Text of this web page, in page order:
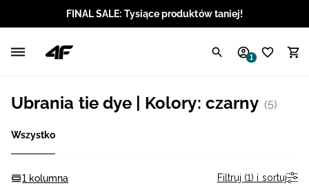
FINAL SALE: Tysiące produktów taniej!
1
Ubrania tie dye | Kolory: czarny (5)
Wszystko
1 kolumna Filtruj (1) i sortuj
Angielski / USD
Chorwacki / EUR